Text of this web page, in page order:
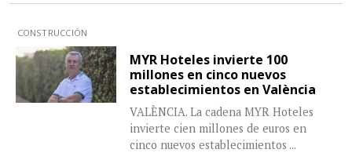
CONSTRUCCIÓN
MYR Hoteles invierte 100
millones en cinco nuevos
establecimientos en València
VALÈNCIA. La cadena MYR Hoteles
invierte cien millones de euros en
cinco nuevos establecimientos ...